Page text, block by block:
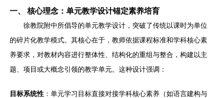
一、 核心理念：单元教学设计锚定素养培育
徐教院附中所倡导的单元教学设计，突破了传统以课时为单位
的碎片化教学模式。其核心在于，教师依据课程标准和学科核心素
养要求，对教材内容进行整体性、结构化的重组与整合，构建以主
题、项目或大概念引领的教学单元。这种设计强调：
目标系统性 ：单元学习目标直接对接学科核心素养（如语言建构与